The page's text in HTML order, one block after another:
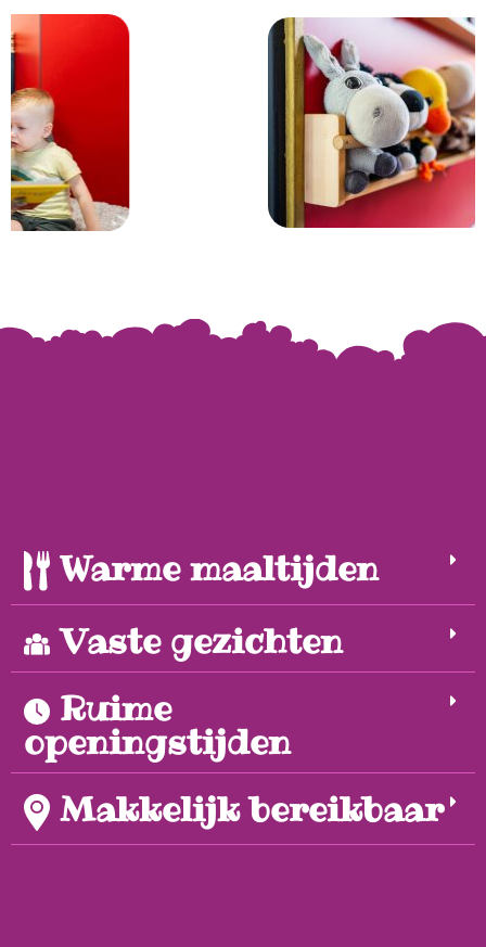
Warme maaltijden
Vaste gezichten
Ruime
openingstijden
Makkelijk bereikbaar